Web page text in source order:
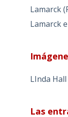
Lamarck
Lamarck
LInda
Las